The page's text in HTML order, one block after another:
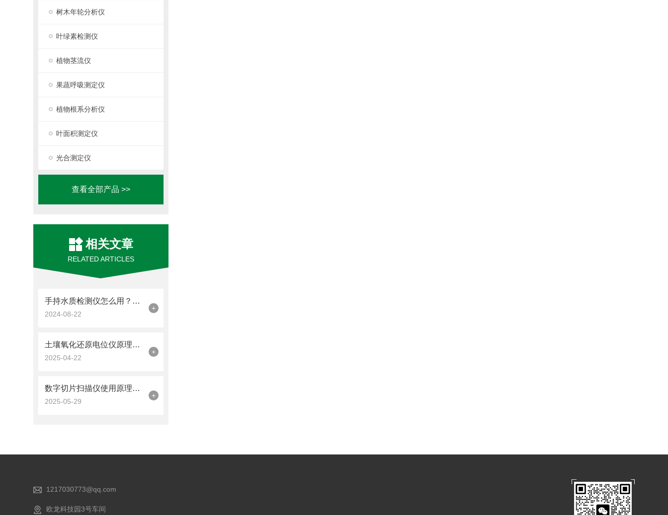
树木年轮分析仪
叶绿素检测仪
植物茎流仪
果蔬呼吸测定仪
植物根系分析仪
叶面积测定仪
光合测定仪
查看全部产品 >>
相关文章
RELATED ARTICLES
手持水质检测仪怎么用？简单几步快速掌握
2024-08-22
+
土壤氧化还原电位仪原理应用分享
2025-04-22
+
数字切片扫描仪使用原理方法
2025-05-29
+
1217030773@qq.com
欧龙科技园3号车间